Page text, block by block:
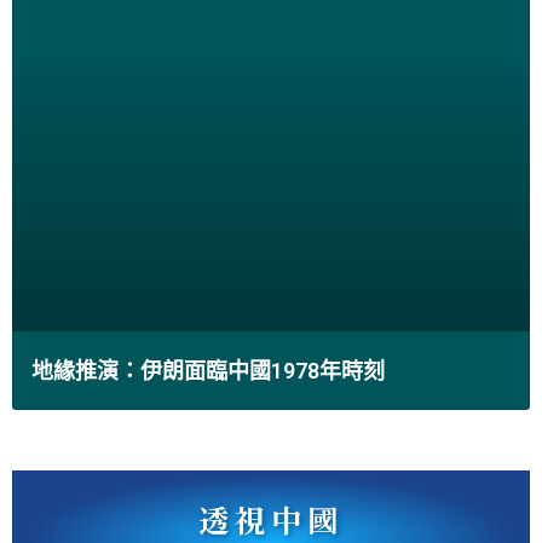
地緣推演：伊朗面臨中國1978年時刻
透視中國